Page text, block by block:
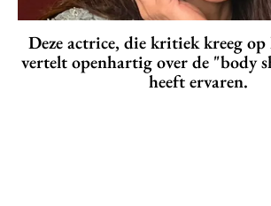
Deze actrice, die kritiek kreeg
vertelt openhartig over de "body
heeft ervaren.